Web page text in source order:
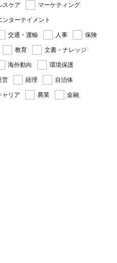
スケア
マーケティング
ンターテイメント
交通・運輸 人事
保険
教育
文書・ナレッジ
海外動向
環境保護
営 経理
自治体
ャリア 農業 金融